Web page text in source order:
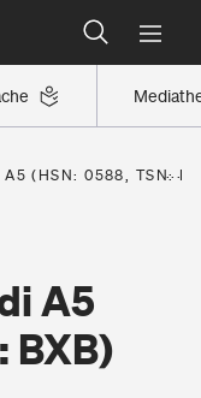
A5 (HSN: 0588, TSN:
A5
BXB)